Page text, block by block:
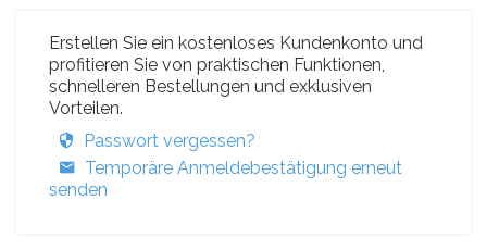
Erstellen Sie ein kostenloses Kundenkonto und
profitieren Sie von praktischen Funktionen,
schnelleren Bestellungen und exklusiven
Vorteilen.
Passwort vergessen?
Temporäre Anmeldebestätigung erneut
senden